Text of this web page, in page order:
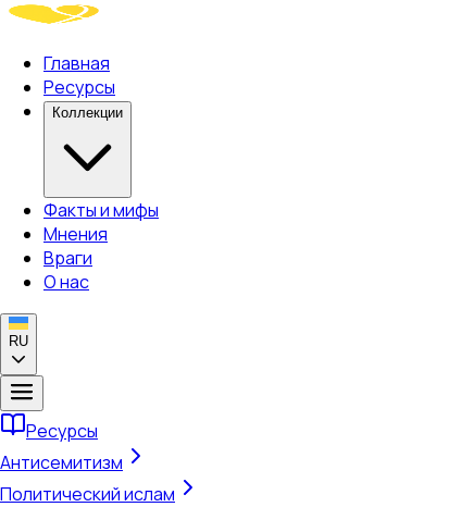
Главная
Ресурсы
Коллекции
Факты и мифы
Мнения
Враги
О нас
RU
Ресурсы
Антисемитизм
Политический ислам